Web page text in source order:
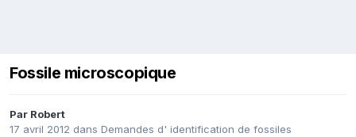
Fossile microscopique
Par Robert
17 avril 2012 dans Demandes d' identification de fossiles